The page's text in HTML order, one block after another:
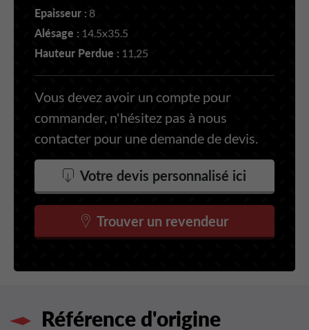
Epaisseur : 8
Alésage : 14.5x35.5
Hauteur Perdue : 11,25
Vous devez avoir un compte pour
commander, n'hésitez pas à nous
contacter pour une demande de devis.
Votre devis personnalisé ici
Trouver un revendeur
Référence d'origine